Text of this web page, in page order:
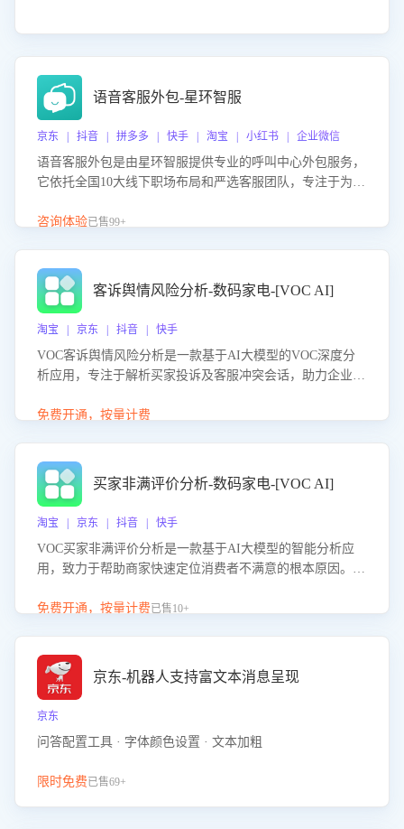
语音客服外包-星环智服
京东 | 抖音 | 拼多多 | 快手 | 淘宝 | 小红书 | 企业微信
语音客服外包是由星环智服提供专业的呼叫中心外包服务，
它依托全国10大线下职场布局和严选客服团队，专注于为企
客服团队和智能工具提升语音客服服务效率和质量，帮助企
咨询体验已售99+
客诉舆情风险分析-数码家电-[VOC AI]
淘宝 | 京东 | 抖音 | 快手
VOC客诉舆情风险分析是一款基于AI大模型的VOC深度分
析应用，专注于解析买家投诉及客服冲突会话，助力企业精
别客户情绪、归因争议根源，并客观评估客服应对合理性与
能力，阻断差评扩散，维护品牌声誉，实现客户满意度的持
续提升。
免费开通，按量计费
买家非满评价分析-数码家电-[VOC AI]
淘宝 | 京东 | 抖音 | 快手
VOC买家非满评价分析是一款基于AI大模型的智能分析应
用，致力于帮助商家快速定位消费者不满意的根本原因。该
客服原因或其它部门原因，明确责任归属，提供可落地的改
改，有效提升客户满意度和店铺整体服务质量。
免费开通，按量计费已售10+
京东-机器人支持富文本消息呈现
京东
问答配置工具 · 字体颜色设置 · 文本加粗
限时免费已售69+